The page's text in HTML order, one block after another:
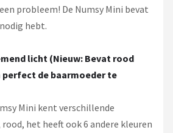
probleem! De Numsy Mini bevat
hebt.
licht (Nieuw: Bevat rood
de baarmoeder te
Mini kent verschillende
het heeft ook 6 andere kleuren